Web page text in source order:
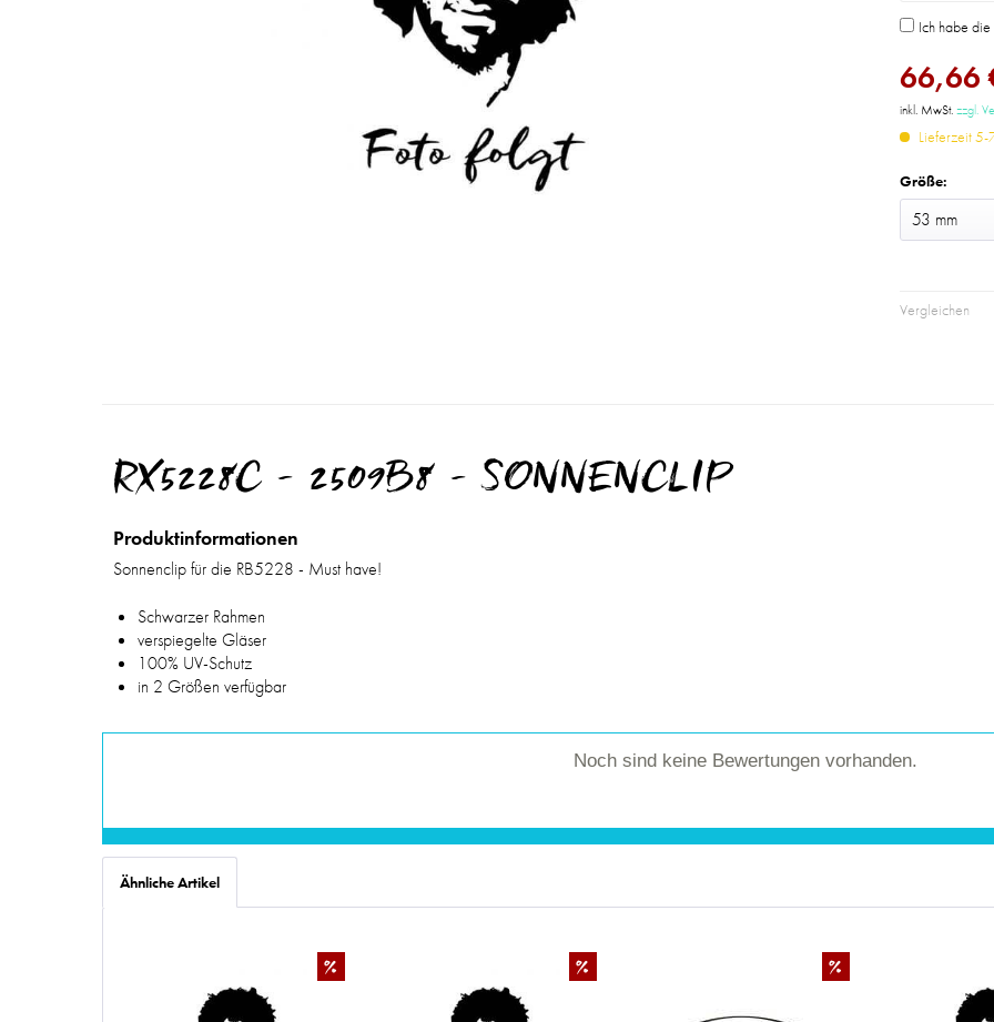
Ich habe die
66,66
inkl. MwSt.zzgl.
Lieferzeit
Größe:
Vergleichen
RX5228C - 2509B8 - SONNENCLIP
Produktinformationen
Sonnenclip für die RB5228 - Must have!
Schwarzer Rahmen
verspiegelte Gläser
100% UV-Schutz
in 2 Größen verfügbar
Noch sind keine Bewertungen vorhanden.
Ähnliche Artikel
% % %